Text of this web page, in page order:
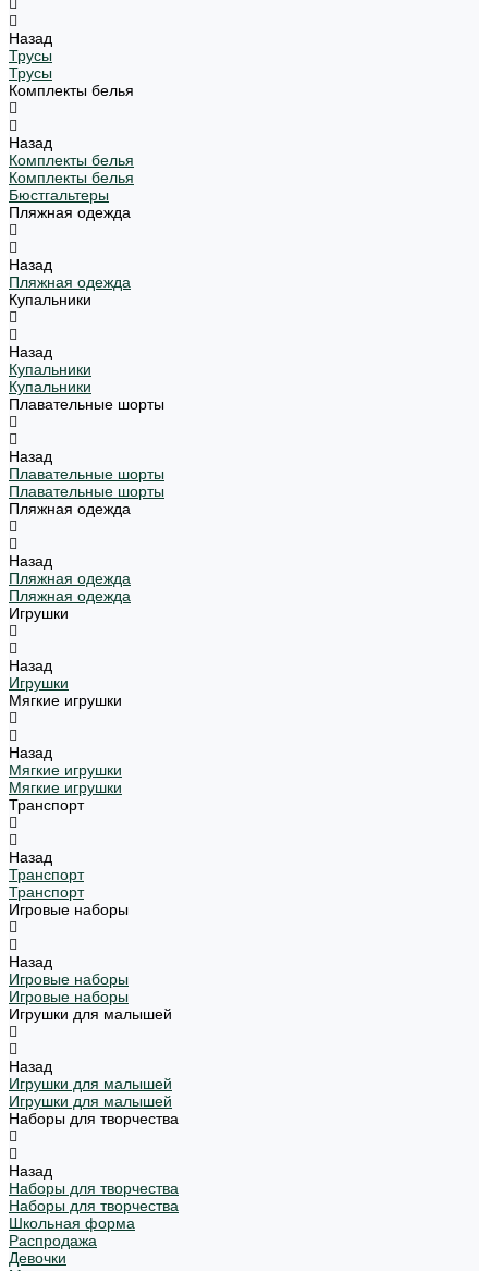
Назад
Трусы
Трусы
Комплекты белья
Назад
Комплекты белья
Комплекты белья
Бюстгальтеры
Пляжная одежда
Назад
Пляжная одежда
Купальники
Назад
Купальники
Купальники
Плавательные шорты
Назад
Плавательные шорты
Плавательные шорты
Пляжная одежда
Назад
Пляжная одежда
Пляжная одежда
Игрушки
Назад
Игрушки
Мягкие игрушки
Назад
Мягкие игрушки
Мягкие игрушки
Транспорт
Назад
Транспорт
Транспорт
Игровые наборы
Назад
Игровые наборы
Игровые наборы
Игрушки для малышей
Назад
Игрушки для малышей
Игрушки для малышей
Наборы для творчества
Назад
Наборы для творчества
Наборы для творчества
Школьная форма
Распродажа
Девочки